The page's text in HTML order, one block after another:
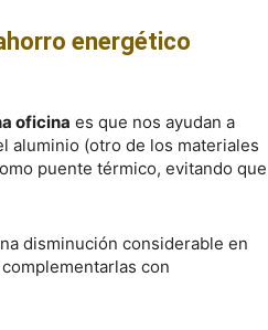
energético
oficina es que nos ayudan a
aluminio (otro de los materiales
puente térmico, evitando que
disminución considerable en
con